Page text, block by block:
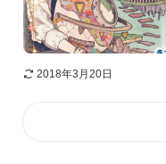
2018年3月20日